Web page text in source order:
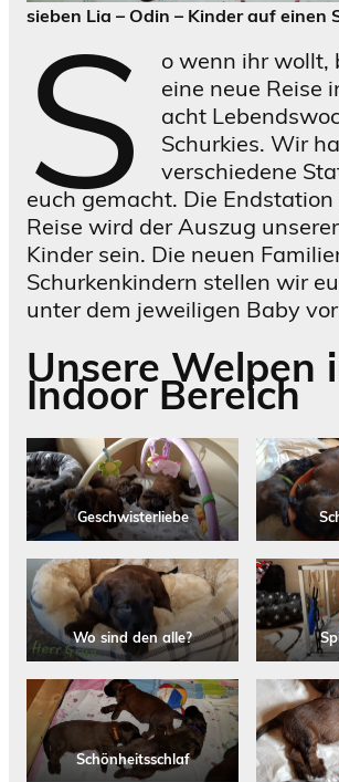
sieben Lia – Odin – Kinder auf einen
S
o wenn ihr wollt,
eine neue Reise
acht
Schurkies. Wir
verschiedene
euch gemacht. Die
Reise wird der Auszug
Kinder sein. Die neuen
Schurkenkindern stellen wir
unter dem jeweiligen Baby
Unsere Welpen
Indoor Bereich
Geschwisterliebe
Wo sind den alle?
Schönheitsschlaf